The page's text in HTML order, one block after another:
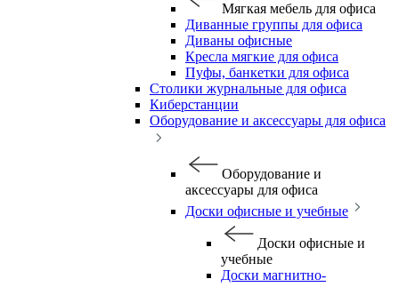
Мягкая мебель для офиса
Диванные группы для офиса
Диваны офисные
Кресла мягкие для офиса
Пуфы, банкетки для офиса
Столики журнальные для офиса
Киберстанции
Оборудование и аксессуары для офиса
Оборудование и
аксессуары для офиса
Доски офисные и учебные
Доски офисные и
учебные
Доски магнитно-